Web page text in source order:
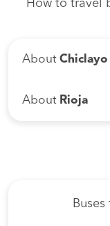
How to travel
About Chiclayo
About Rioja
Buses